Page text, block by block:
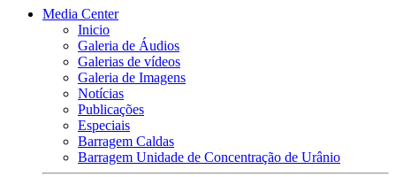
Media Center
Inicio
Galeria de Áudios
Galerias de vídeos
Galeria de Imagens
Notícias
Publicações
Especiais
Barragem Caldas
Barragem Unidade de Concentração de Urânio